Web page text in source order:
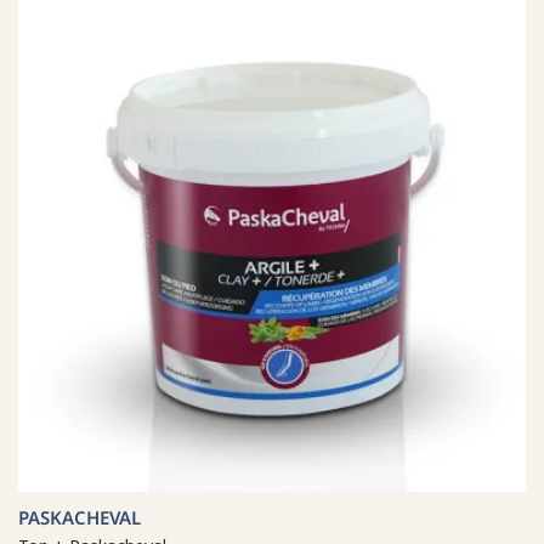
PASKACHEVAL